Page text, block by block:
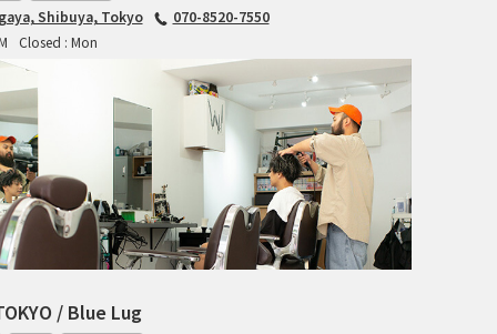
Shibuya, Tokyo
070-8520-7550
Closed : Mon
/ Blue Lug